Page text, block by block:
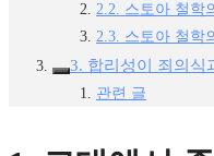
2.2. 스토아 철학
2.3. 스토아 철학
3. 합리성이 죄의식
관련 글